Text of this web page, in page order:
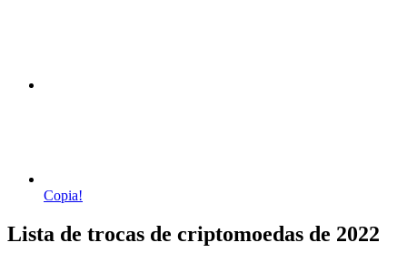
Copia!
Lista de trocas de criptomoedas de 2022